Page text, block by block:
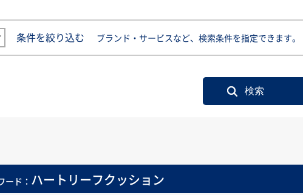
条件を絞り込む ブランド・サービスなど、検索条件を指定できます。
ード： ハートリーフクッション